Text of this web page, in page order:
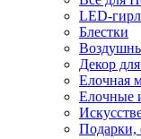
LED-
Блестки
Декор
Елочная
Елочные
Подарки,